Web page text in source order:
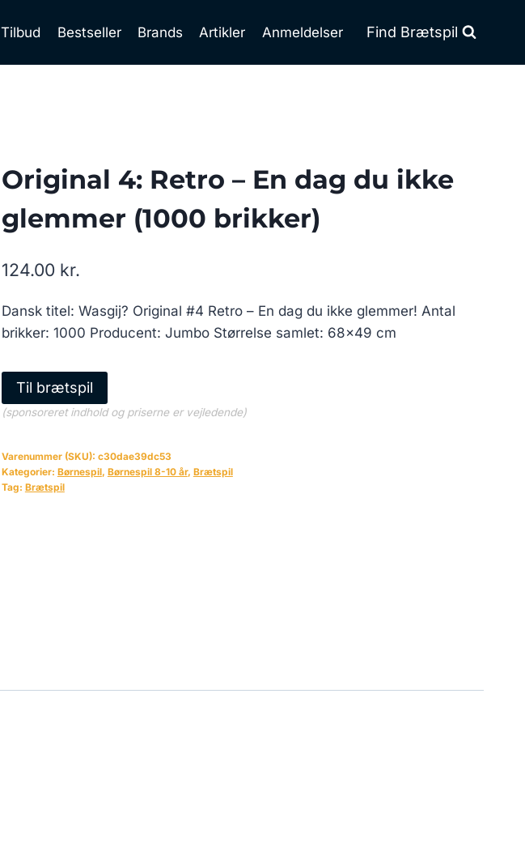
Tilbud Bestseller Brands Artikler Anmeldelser Find Brætspil
Original 4: Retro – En dag du ikke
glemmer (1000 brikker)
124.00 kr.
Dansk titel: Wasgij? Original #4 Retro – En dag du ikke glemmer! Antal
brikker: 1000 Producent: Jumbo Størrelse samlet: 68×49 cm
Til brætspil
(sponsoreret indhold og priserne er vejledende)
Varenummer (SKU): c30dae39dc53
Kategorier: Børnespil, Børnespil 8-10 år, Brætspil
Tag: Brætspil